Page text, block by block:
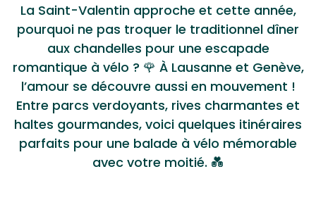
La Saint-Valentin approche et cette année,
pourquoi ne pas troquer le traditionnel dîner
aux chandelles pour une escapade
romantique à vélo ? 🌹 À Lausanne et Genève,
l’amour se découvre aussi en mouvement !
Entre parcs verdoyants, rives charmantes et
haltes gourmandes, voici quelques itinéraires
parfaits pour une balade à vélo mémorable
avec votre moitié. 💑